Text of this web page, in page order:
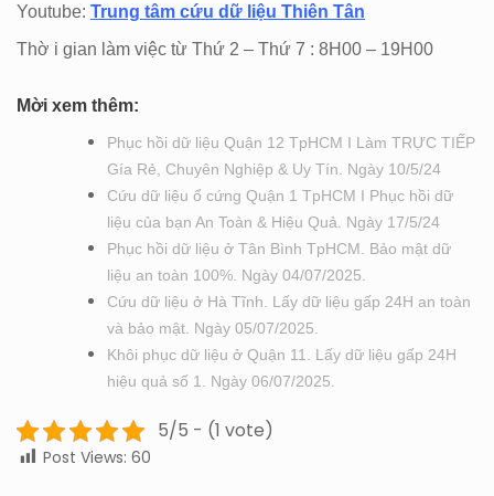
Youtube: Trung tâm cứu dữ liệu Thiên Tân
Thờ i gian làm việc từ Thứ 2 – Thứ 7 : 8H00 – 19H00
Mời xem thêm:
Phục hồi dữ liệu Quận 12 TpHCM I Làm TRỰC TIẾP
Gía Rẻ, Chuyên Nghiệp & Uy Tín. Ngày 10/5/24
Cứu dữ liệu ổ cứng Quận 1 TpHCM I Phục hồi dữ
liệu của bạn An Toàn & Hiệu Quả. Ngày 17/5/24
Phục hồi dữ liệu ở Tân Bình TpHCM. Bảo mật dữ
liệu an toàn 100%. Ngày 04/07/2025.
Cứu dữ liệu ở Hà Tĩnh. Lấy dữ liệu gấp 24H an toàn
và bảo mật. Ngày 05/07/2025.
Khôi phục dữ liệu ở Quận 11. Lấy dữ liệu gấp 24H
hiệu quả số 1. Ngày 06/07/2025.
5/5 - (1 vote)
Post Views: 60